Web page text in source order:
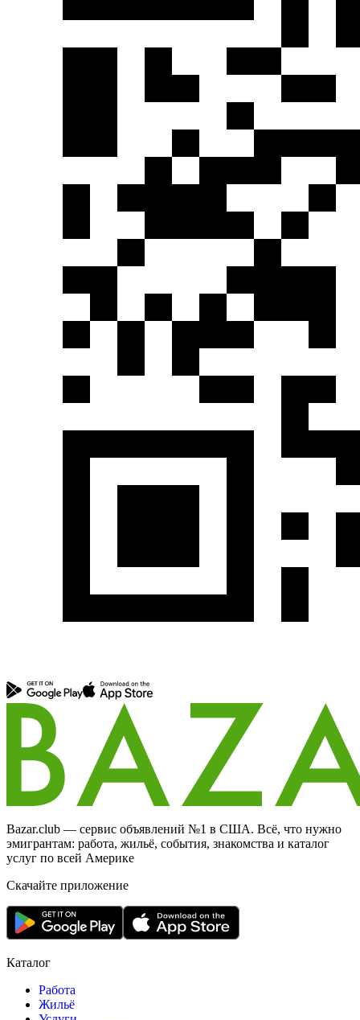
Bazar.club — сервис объявлений №1 в США. Всё, что нужно
эмигрантам: работа, жильё, события, знакомства и каталог
услуг по всей Америке
Скачайте приложение
Каталог
Работа
Жильё